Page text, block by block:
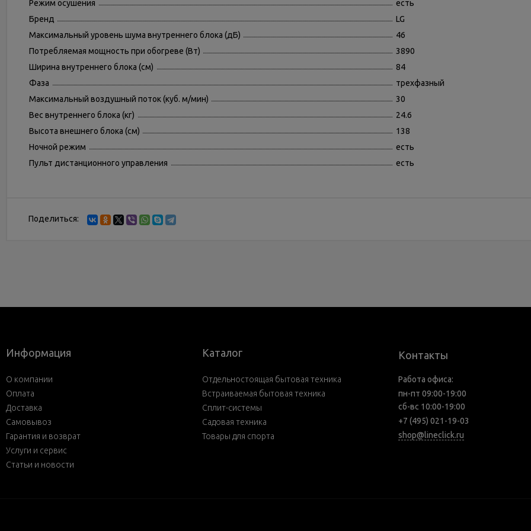
Режим осушения
есть
Бренд
LG
Максимальный уровень шума внутреннего блока (дБ)
46
Потребляемая мощность при обогреве (Вт)
3890
Ширина внутреннего блока (см)
84
Фаза
трехфазный
Максимальный воздушный поток (куб. м/мин)
30
Вес внутреннего блока (кг)
24.6
Высота внешнего блока (см)
138
Ночной режим
есть
Пульт дистанционного управления
есть
Поделиться:
Информация
О компании
Оплата
Доставка
Самовывоз
Гарантия и возврат
Услуги и сервис
Статьи и новости
Каталог
Отдельностоящая бытовая техника
Встраиваемая бытовая техника
Сплит-системы
Садовая техника
Товары для спорта
Контакты
Работа офиса:
пн-пт 09:00-19:00
сб-вс 10:00-19:00
+7 (495) 021-19-03
shop@lineclick.ru